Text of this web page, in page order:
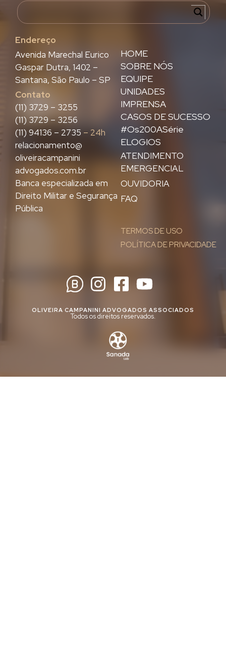
Endereço
HOME
SOBRE NÓS
EQUIPE
UNIDADES
IMPRENSA
CASOS DE SUCESSO
#Os200ASérie
ELOGIOS
ATENDIMENTO
EMERGENCIAL
OUVIDORIA
FAQ
TERMOS DE USO
POLÍTICA DE PRIVACIDADE
Avenida Marechal Eurico
Gaspar Dutra, 1402 –
Santana, São Paulo – SP
Contato
(11) 3729 – 3255
(11) 3729 – 3256
(11) 94136 – 2735 – 24h
relacionamento@
oliveiracampanini
advogados.com.br
Banca especializada em
Direito Militar e Segurança
Pública
OLIVEIRA CAMPANINI ADVOGADOS ASSOCIADOS
Todos os direitos reservados.